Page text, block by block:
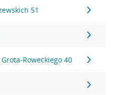
51
Roweckiego 40